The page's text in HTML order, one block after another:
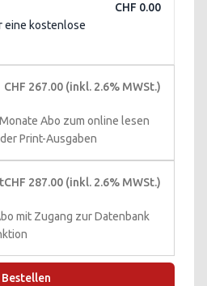
CHF 0.00
eine kostenlose
CHF 267.00 (inkl. 2.6% MWSt.)
Abo zum online lesen
Print-Ausgaben
CHF 287.00 (inkl. 2.6% MWSt.)
mit Zugang zur Datenbank
Bestellen